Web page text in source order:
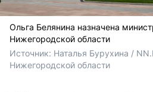
Ольга Белянина назначена
Нижегородской области
Источник: Наталья Бурухина /
Нижегородской области